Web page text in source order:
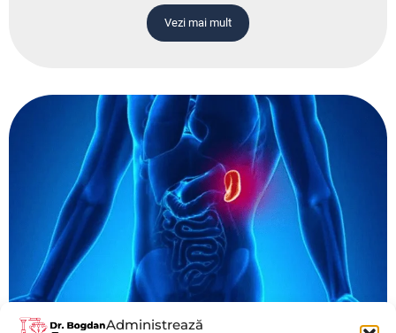
Administrează
Vezi mai mult